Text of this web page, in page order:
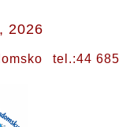
2026
tel.:44 685